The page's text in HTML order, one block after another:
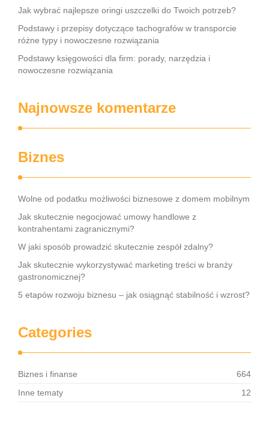
Jak wybrać najlepsze oringi uszczelki do Twoich potrzeb?
Podstawy i przepisy dotyczące tachografów w transporcie
różne typy i nowoczesne rozwiązania
Podstawy księgowości dla firm: porady, narzędzia i
nowoczesne rozwiązania
Najnowsze komentarze
Biznes
Wolne od podatku możliwości biznesowe z domem mobilnym
Jak skutecznie negocjować umowy handlowe z
kontrahentami zagranicznymi?
W jaki sposób prowadzić skutecznie zespół zdalny?
Jak skutecznie wykorzystywać marketing treści w branży
gastronomicznej?
5 etapów rozwoju biznesu – jak osiągnąć stabilność i wzrost?
Categories
Biznes i finanse
664
Inne tematy
12